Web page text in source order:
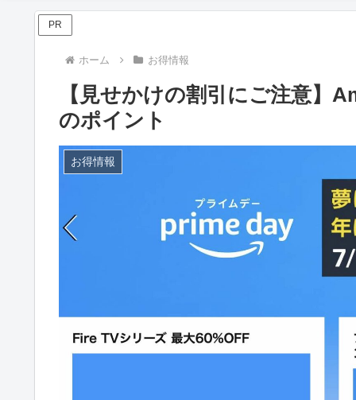
PR
ホーム お得情報
【見せかけの割引にご注意】
のポイント
お得情報